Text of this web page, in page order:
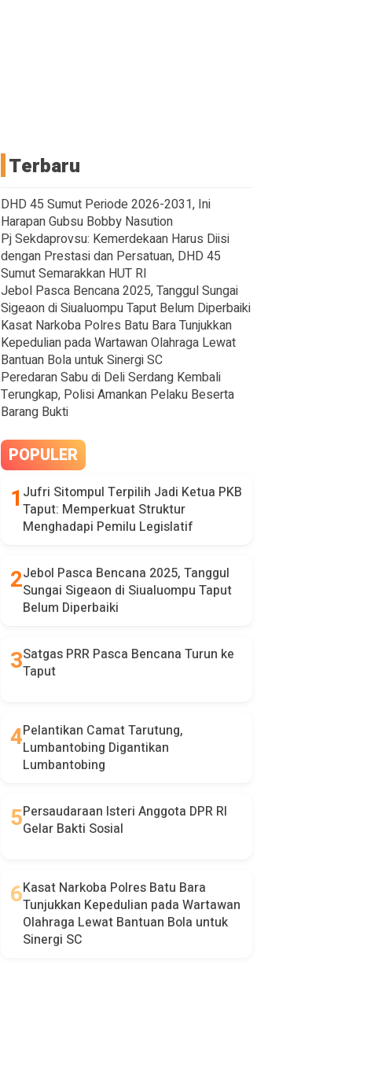
Terbaru
DHD 45 Sumut Periode 2026-2031, Ini
Harapan Gubsu Bobby Nasution
Pj Sekdaprovsu: Kemerdekaan Harus Diisi
dengan Prestasi dan Persatuan, DHD 45
Sumut Semarakkan HUT RI
Jebol Pasca Bencana 2025, Tanggul Sungai
Sigeaon di Siualuompu Taput Belum Diperbaiki
Kasat Narkoba Polres Batu Bara Tunjukkan
Kepedulian pada Wartawan Olahraga Lewat
Bantuan Bola untuk Sinergi SC
Peredaran Sabu di Deli Serdang Kembali
Terungkap, Polisi Amankan Pelaku Beserta
Barang Bukti
POPULER
Jufri Sitompul Terpilih Jadi Ketua PKB
Taput: Memperkuat Struktur
Menghadapi Pemilu Legislatif
Jebol Pasca Bencana 2025, Tanggul
Sungai Sigeaon di Siualuompu Taput
Belum Diperbaiki
Satgas PRR Pasca Bencana Turun ke
Taput
Pelantikan Camat Tarutung,
Lumbantobing Digantikan
Lumbantobing
Persaudaraan Isteri Anggota DPR RI
Gelar Bakti Sosial
Kasat Narkoba Polres Batu Bara
Tunjukkan Kepedulian pada Wartawan
Olahraga Lewat Bantuan Bola untuk
Sinergi SC